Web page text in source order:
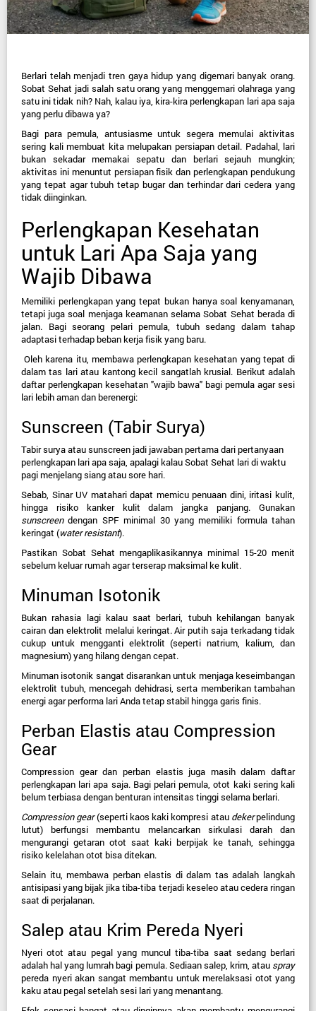
Berlari telah menjadi tren gaya hidup yang digemari banyak orang.
Sobat Sehat jadi salah satu orang yang menggemari olahraga yang
satu ini tidak nih? Nah, kalau iya, kira-kira perlengkapan lari apa saja
yang perlu dibawa ya?
Bagi para pemula, antusiasme untuk segera memulai aktivitas
sering kali membuat kita melupakan persiapan detail. Padahal, lari
bukan sekadar memakai sepatu dan berlari sejauh mungkin;
aktivitas ini menuntut persiapan fisik dan perlengkapan pendukung
yang tepat agar tubuh tetap bugar dan terhindar dari cedera yang
tidak diinginkan.
Perlengkapan Kesehatan
untuk Lari Apa Saja yang
Wajib Dibawa
Memiliki perlengkapan yang tepat bukan hanya soal kenyamanan,
tetapi juga soal menjaga keamanan selama Sobat Sehat berada di
jalan. Bagi seorang pelari pemula, tubuh sedang dalam tahap
adaptasi terhadap beban kerja fisik yang baru.
Oleh karena itu, membawa perlengkapan kesehatan yang tepat di
dalam tas lari atau kantong kecil sangatlah krusial. Berikut adalah
daftar perlengkapan kesehatan "wajib bawa" bagi pemula agar sesi
lari lebih aman dan berenergi:
Sunscreen (Tabir Surya)
Tabir surya atau sunscreen jadi jawaban pertama dari pertanyaan
perlengkapan lari apa saja, apalagi kalau Sobat Sehat lari di waktu
pagi menjelang siang atau sore hari.
Sebab, Sinar UV matahari dapat memicu penuaan dini, iritasi kulit,
sunscreen dengan SPF minimal 30 yang memiliki formula tahan
keringat (water resistant).
Pastikan Sobat Sehat mengaplikasikannya minimal 15-20 menit
sebelum keluar rumah agar terserap maksimal ke kulit.
Minuman Isotonik
Bukan rahasia lagi kalau saat berlari, tubuh kehilangan banyak
cairan dan elektrolit melalui keringat. Air putih saja terkadang tidak
cukup untuk mengganti elektrolit (seperti natrium, kalium, dan
magnesium) yang hilang dengan cepat.
Minuman isotonik sangat disarankan untuk menjaga keseimbangan
elektrolit tubuh, mencegah dehidrasi, serta memberikan tambahan
energi agar performa lari Anda tetap stabil hingga garis finis.
Perban Elastis atau Compression
Gear
Compression gear dan perban elastis juga masih dalam daftar
perlengkapan lari apa saja. Bagi pelari pemula, otot kaki sering kali
belum terbiasa dengan benturan intensitas tinggi selama berlari.
Compression gear (seperti kaos kaki kompresi atau deker pelindung
lutut) berfungsi membantu melancarkan sirkulasi darah dan
mengurangi getaran otot saat kaki berpijak ke tanah, sehingga
risiko kelelahan otot bisa ditekan.
Selain itu, membawa perban elastis di dalam tas adalah langkah
antisipasi yang bijak jika tiba-tiba terjadi keseleo atau cedera ringan
saat di perjalanan.
Salep atau Krim Pereda Nyeri
Nyeri otot atau pegal yang muncul tiba-tiba saat sedang berlari
adalah hal yang lumrah bagi pemula. Sediaan salep, krim, atau spray
pereda nyeri akan sangat membantu untuk merelaksasi otot yang
kaku atau pegal setelah sesi lari yang menantang.